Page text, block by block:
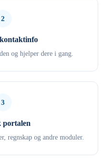
2
og hjelper dere i gang.
3
portalen
regnskap og andre moduler.